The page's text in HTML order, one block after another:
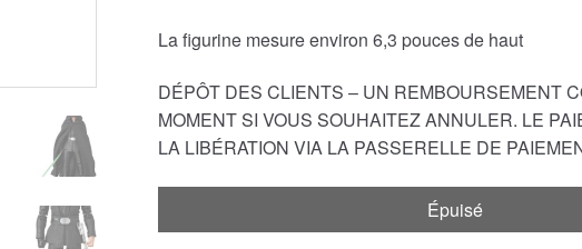
La figurine mesure environ 6,3 pouces de haut
DÉPÔT DES CLIENTS – UN REMBOURSEMENT
MOMENT SI VOUS SOUHAITEZ ANNULER. LE
LA LIBÉRATION VIA LA PASSERELLE DE
Épuisé